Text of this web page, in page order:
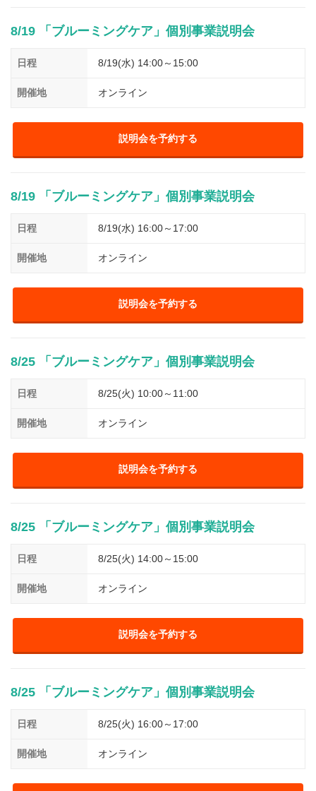
週間ランキング
8/19 「ブルーミングケア」個別事業説明会
日程 8/19(水) 14:00～15:00
開催地 オンライン
説明会を予約する
8/19 「ブルーミングケア」個別事業説明会
日程 8/19(水) 16:00～17:00
開催地 オンライン
説明会を予約する
8/25 「ブルーミングケア」個別事業説明会
日程 8/25(火) 10:00～11:00
開催地 オンライン
説明会を予約する
8/25 「ブルーミングケア」個別事業説明会
日程 8/25(火) 14:00～15:00
開催地 オンライン
説明会を予約する
8/25 「ブルーミングケア」個別事業説明会
日程 8/25(火) 16:00～17:00
開催地 オンライン